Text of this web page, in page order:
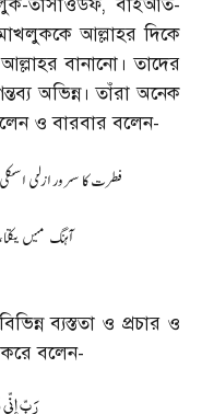
আল্লাহর দিকে
বানানো। তাদের
অভিন্ন। তাঁরা অনেক
ও বারবার বলেন-
فطرت كا سرور ازلى
آہنگ ميں
ব্যস্ততা ও প্রচার ও
করে বলেন-
رَبِّ